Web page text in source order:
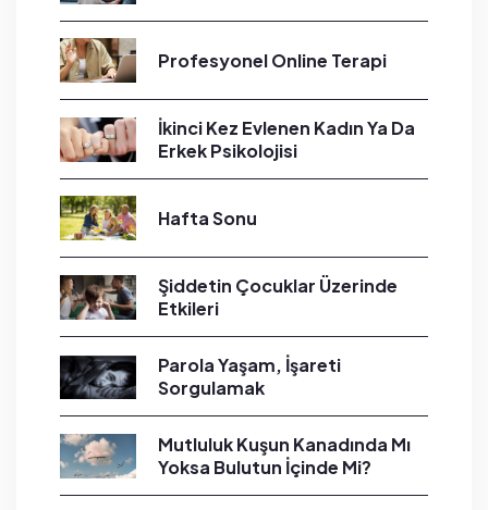
Profesyonel Online Terapi
İkinci Kez Evlenen Kadın Ya Da
Erkek Psikolojisi
Hafta Sonu
Şiddetin Çocuklar Üzerinde
Etkileri
Parola Yaşam, İşareti
Sorgulamak
Mutluluk Kuşun Kanadında Mı
Yoksa Bulutun İçinde Mi?